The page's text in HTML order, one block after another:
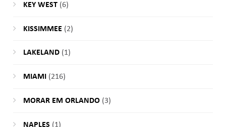
KEY WEST(6)
KISSIMMEE (2)
LAKELAND(1)
MIAMI (216)
MORAR EM ORLANDO(3)
NAPLES (1)